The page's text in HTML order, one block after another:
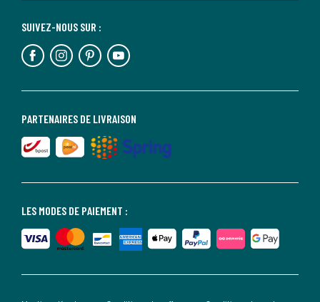
LES MODES DE PAIEMENT :
PARTENAIRES DE LIVRAISON
SUIVEZ-NOUS SUR :